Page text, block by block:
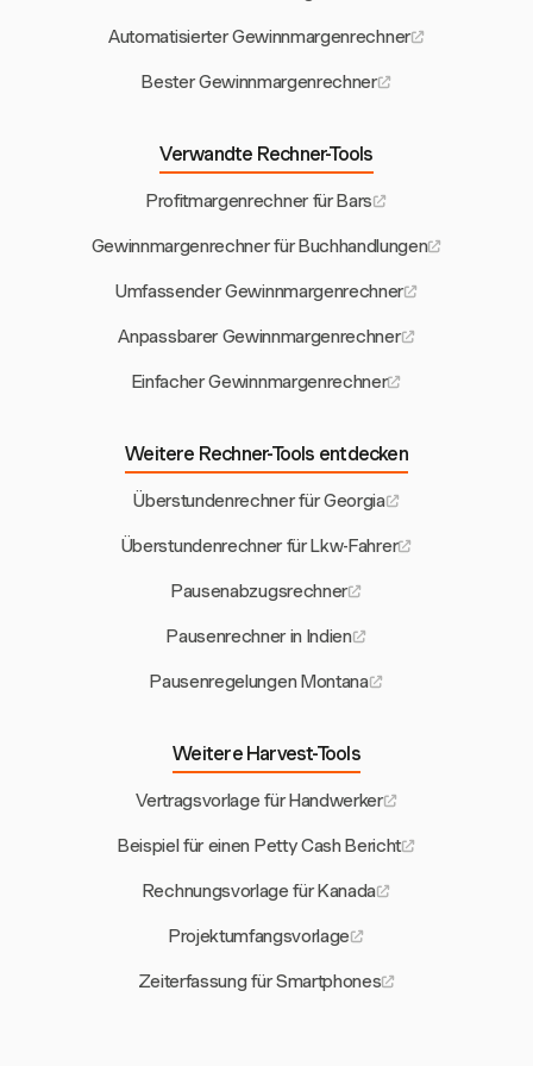
Automatisierter Gewinnmargenrechner
Bester Gewinnmargenrechner
Verwandte Rechner-Tools
Profitmargenrechner für Bars
Gewinnmargenrechner für Buchhandlungen
Umfassender Gewinnmargenrechner
Anpassbarer Gewinnmargenrechner
Einfacher Gewinnmargenrechner
Weitere Rechner-Tools entdecken
Überstundenrechner für Georgia
Überstundenrechner für Lkw-Fahrer
Pausenabzugsrechner
Pausenrechner in Indien
Pausenregelungen Montana
Weitere Harvest-Tools
Vertragsvorlage für Handwerker
Beispiel für einen Petty Cash Bericht
Rechnungsvorlage für Kanada
Projektumfangsvorlage
Zeiterfassung für Smartphones